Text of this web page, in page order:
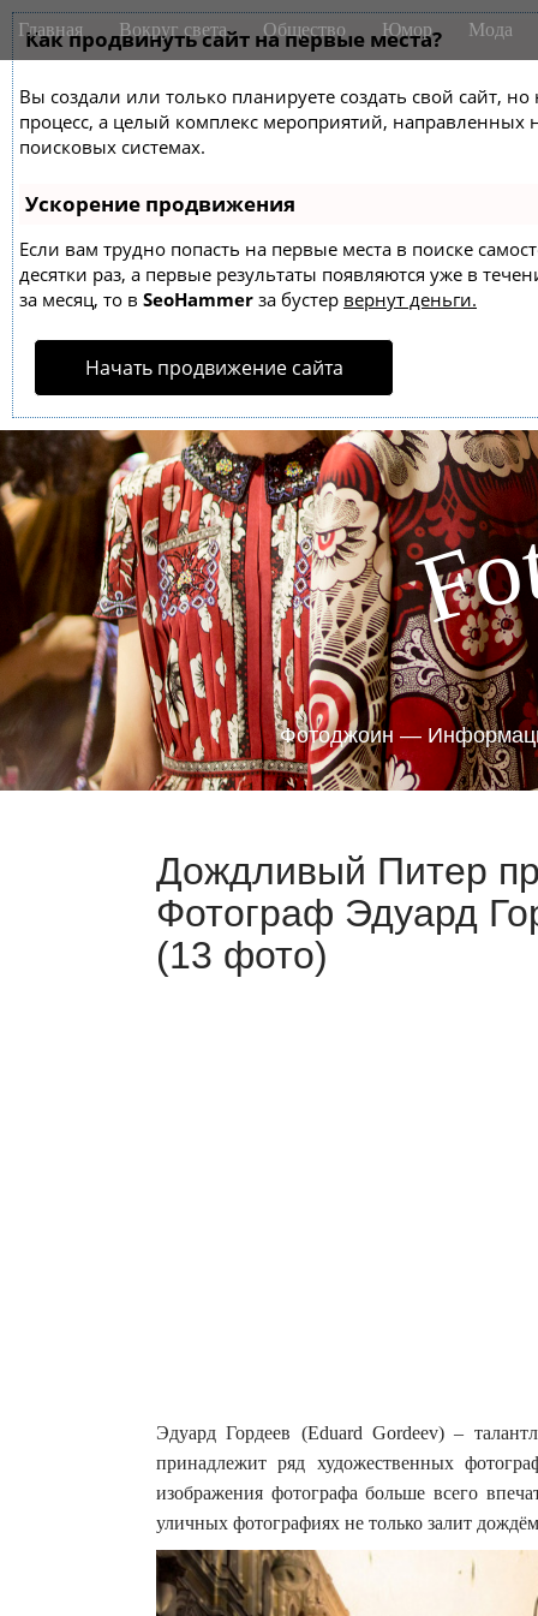
Как продвинуть сайт на первые места?
Вы создали или только планируете создать свой сайт,
процесс, а целый комплекс мероприятий,
поисковых системах.
Ускорение продвижения
Если вам трудно попасть на первые места в поиске
десятки раз, а первые результаты появляются уже в
за месяц, то в SeoHammer за бустер вернут деньги.
Начать продвижение сайта
M
a
n
m
e
n
u
i
Главная Вокруг света Общество Юмор Мода
Fo
Фотоджоин —
Дождливый Питер
Фотограф Эдуард
(13 фото)
Эдуард Гордеев (Eduard Gordeev) –
принадлежит ряд художественных
изображения фотографа больше всего
уличных фотографиях не только залит